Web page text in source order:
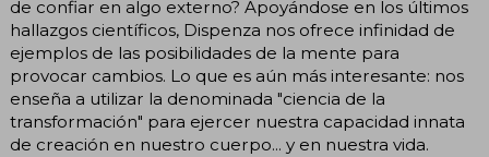
de confiar en algo externo? Apoyándose en los últimos
hallazgos científicos, Dispenza nos ofrece infinidad de
ejemplos de las posibilidades de la mente para
provocar cambios. Lo que es aún más interesante: nos
enseña a utilizar la denominada "ciencia de la
transformación" para ejercer nuestra capacidad innata
de creación en nuestro cuerpo... y en nuestra vida.